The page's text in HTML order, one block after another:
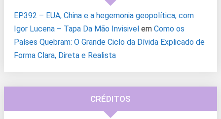
EP.392 – EUA, China e a hegemonia geopolítica, com
Igor Lucena – Tapa Da Mão Invisivel em Como os
Países Quebram: O Grande Ciclo da Dívida Explicado de
Forma Clara, Direta e Realista
CRÉDITOS